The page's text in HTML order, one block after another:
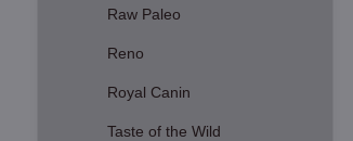
Raw Paleo
Reno
Royal Canin
Taste of the Wild